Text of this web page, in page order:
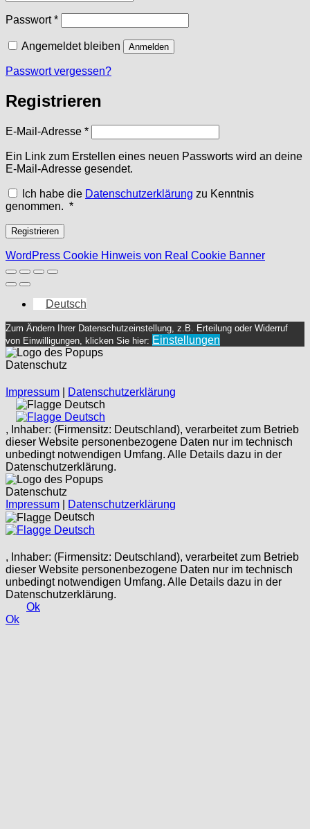
Passwort*Erforderlich
Angemeldet bleiben Anmelden
Passwort vergessen?
Registrieren
E-Mail-Adresse *Erforderlich
Ein Link zum Erstellen eines neuen Passworts wird an deine
E-Mail-Adresse gesendet.
Ich habe die Datenschutzerklärung zu Kenntnis
genommen. *Erforderlich
Registrieren
WordPress Cookie Hinweis von Real Cookie Banner
Deutsch
Zum Ändern Ihrer Datenschutzeinstellung, z.B. Erteilung oder Widerruf
von Einwilligungen, klicken Sie hier: Einstellungen
Datenschutz
Impressum
Datenschutzerklärung
Deutsch
Deutsch
, Inhaber: (Firmensitz: Deutschland), verarbeitet zum Betrieb
dieser Website personenbezogene Daten nur im technisch
unbedingt notwendigen Umfang. Alle Details dazu in der
Datenschutzerklärung.
Datenschutz
Impressum
Datenschutzerklärung
Deutsch
Deutsch
, Inhaber: (Firmensitz: Deutschland), verarbeitet zum Betrieb
dieser Website personenbezogene Daten nur im technisch
unbedingt notwendigen Umfang. Alle Details dazu in der
Datenschutzerklärung.
Ok
Ok